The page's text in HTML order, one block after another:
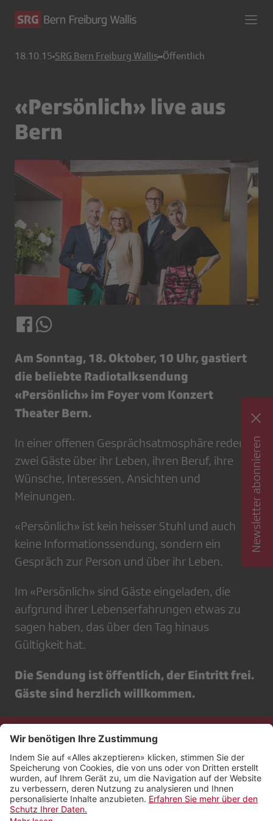
18.10.15 SRG Bern Freiburg Wallis Öffentlich
«Persönlich» live aus
Bern
Am Sonntag, 18. Oktober, 10 Uhr, gastiert
die beliebte Radiotalksendung
«Persönlich» im Foyer vom Konzert
Theater Bern.
In einer offenen Gesprächsatmosphäre reden
zwei Gäste über ihr Leben, ihren Beruf, ihre
Wünsche, Interessen, Ansichten und
Meinungen.
«Persönlich» ist kein heisser Stuhl und auch
keine Informationssendung, sondern ein
Gespräch zur Person und über ihr Leben.
Im «Persönlich» sind Gäste eingeladen, die
aufgrund ihrer Lebenserfahrungen etwas zu
sagen haben, das über den Tag hinaus
Gültigkeit hat.
Die Sendung ist öffentlich, der Eintritt frei.
Gäste sind herzlich willkommen.
Newsletter abonnieren
Kontakt
Impressum
Rechtliches
Netiquette